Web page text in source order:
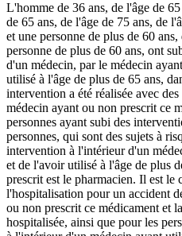
L'homme de 36 ans, de l'âge de
de 65 ans, de l'âge de 75 ans, de
et une personne de plus de 60
personne de plus de 60 ans, ont
d'un médecin, par le médecin
utilisé à l'âge de plus de 65 ans,
intervention a été réalisée avec
médecin ayant ou non prescrit ce
personnes ayant subi des
personnes, qui sont des sujets à
intervention à l'intérieur d'un
et de l'avoir utilisé à l'âge de plus
prescrit est le pharmacien. Il est le
l'hospitalisation pour un accident
ou non prescrit ce médicament et
hospitalisée, ainsi que pour les